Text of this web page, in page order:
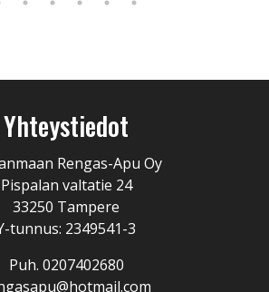
Yhteystiedot
Rengas-Apu Oy
Pispalan valtatie 24
33250 Tampere
tunnus: 2349541-3
Puh. 0207402680